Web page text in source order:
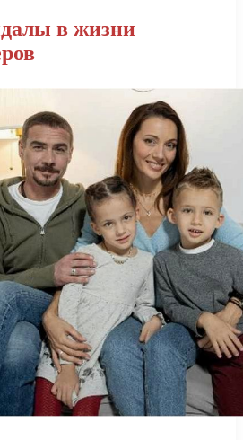
в жизни